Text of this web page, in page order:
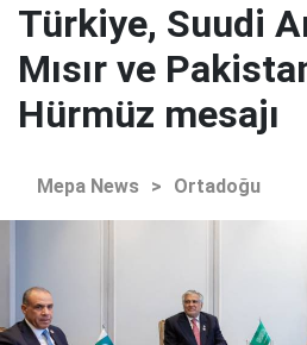
Türkiye, Suudi
Mısır ve
Hürmüz mesajı
Mepa News > Ortadoğu